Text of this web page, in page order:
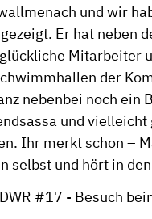
und wir
Er hat neben
Mitarbeiter
der
nebenbei noch ein
und
Ihr merkt schon –
selbst und hört in den
#17 - Besuch